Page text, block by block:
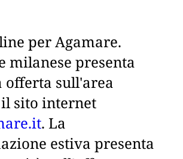
per Agamare.
milanese presenta
offerta sull'area
sito internet
. La
estiva presenta